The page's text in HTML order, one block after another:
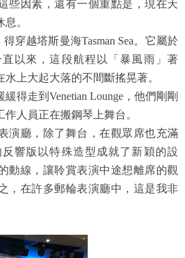
些因素，還有一個重點是，現在天
。
穿越塔斯曼海Tasman Sea。它屬於
以來，這段航程以「暴風雨」著
上大起大落的不間斷搖晃著。
得走到Venetian Lounge，他們剛剛
人員正在搬鋼琴上舞台。
演廳，除了舞台，在觀眾席也充滿
響版以特殊造型成就了新穎的設
動線，讓聆賞表演中途想離席的觀
，在許多郵輪表演廳中，這是我非